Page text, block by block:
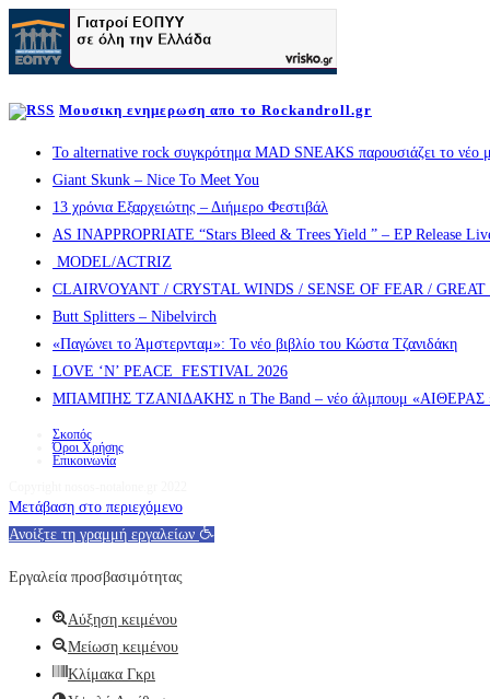
Μουσικη ενημερωση απο το Rockandroll.gr
Το alternative rock συγκρότημα MAD SNEAKS παρουσιάζει το νέο
Giant Skunk – Nice To Meet You
13 χρόνια Εξαρχειώτης – Διήμερο Φεστιβάλ
AS INAPPROPRIATE “Stars Bleed & Trees Yield ” – EP Release
MODEL/ACTRIZ
CLAIRVOYANT / CRYSTAL WINDS / SENSE OF FEAR /
Butt Splitters – Nibelvirch
«Παγώνει το Άμστερνταμ»: Το νέο βιβλίο του Κώστα Τζανιδάκη
LOVE ‘N’ PEACE FESTIVAL 2026
ΜΠΑΜΠΗΣ ΤΖΑΝΙΔΑΚΗΣ n The Band – νέο άλμπουμ «ΑΙΘΕΡΑΣ »
Σκοπός
Όροι Χρήσης
Επικοινωνία
Μετάβαση στο περιεχόμενο
Ανοίξτε τη γραμμή εργαλείων
Εργαλεία προσβασιμότητας
Αύξηση κειμένου
Μείωση κειμένου
Κλίμακα Γκρι